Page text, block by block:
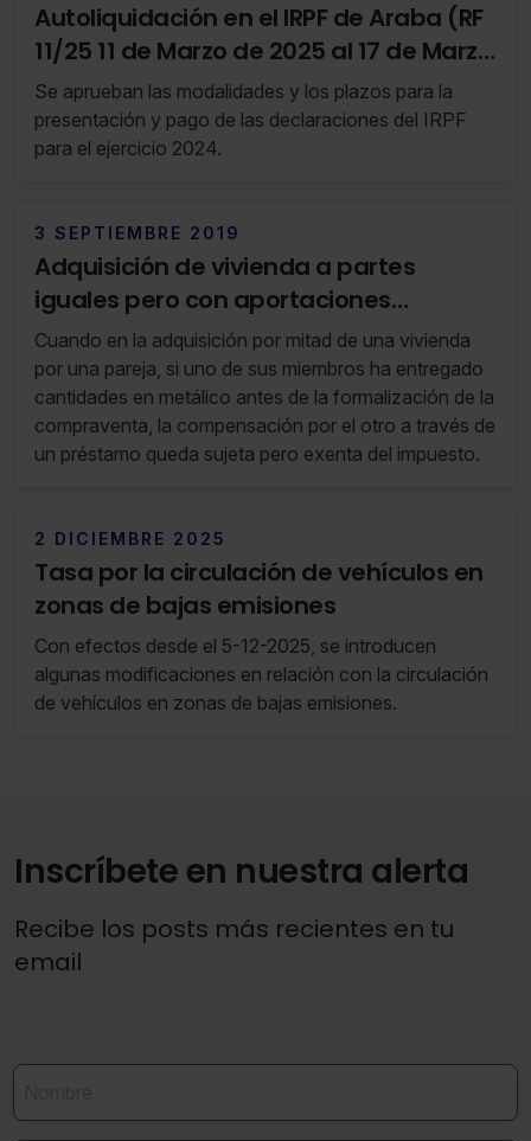
Autoliquidación en el IRPF de Araba (RF
11/25 11 de Marzo de 2025 al 17 de Marzo
de 2025)
Se aprueban las modalidades y los plazos para la
presentación y pago de las declaraciones del IRPF
para el ejercicio 2024.
3 SEPTIEMBRE 2019
Adquisición de vivienda a partes
iguales pero con aportaciones
dinerarias iniciales diferentes.
Cuando en la adquisición por mitad de una vivienda
por una pareja, si uno de sus miembros ha entregado
cantidades en metálico antes de la formalización de la
compraventa, la compensación por el otro a través de
un préstamo queda sujeta pero exenta del impuesto.
2 DICIEMBRE 2025
Tasa por la circulación de vehículos en
zonas de bajas emisiones
Con efectos desde el 5-12-2025, se introducen
algunas modificaciones en relación con la circulación
de vehículos en zonas de bajas emisiones.
Inscríbete en nuestra alerta
Recibe los posts más recientes en tu
email